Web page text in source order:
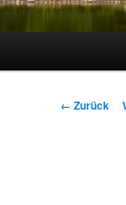
Bilder-
← Zurück